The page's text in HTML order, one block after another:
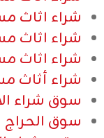
شراء اثاث
شراء اثاث
شراء اثاث
شراء أثاث
سوق شراء
سوق الحراج